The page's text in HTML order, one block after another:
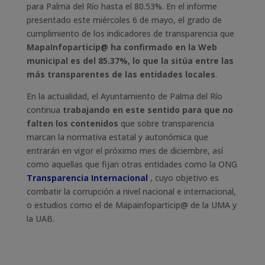
para Palma del Río hasta el 80.53%. En el informe
presentado este miércoles 6 de mayo, el grado de
cumplimiento de los indicadores de transparencia que
MapaInfoparticip@ ha confirmado en la Web
municipal es del 85.37%, lo que la sitúa entre las
más transparentes de las entidades locales.
En la actualidad, el Ayuntamiento de Palma del Río
continua trabajando en este sentido para que no
falten los contenidos que sobre transparencia
marcan la normativa estatal y autonómica que
entrarán en vigor el próximo mes de diciembre, así
como aquellas que fijan otras entidades como la ONG
Transparencia Internacional , cuyo objetivo es
combatir la corrupción a nivel nacional e internacional,
o estudios como el de Mapainfoparticip@ de la UMA y
la UAB.